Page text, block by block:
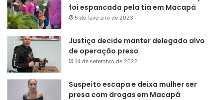
foi espancada pela tia em Macapá
5 de fevereiro de 2023
Justiça decide manter delegado alvo
de operação preso
14 de setembro de 2022
Suspeito escapa e deixa mulher ser
presa com drogas em Macapá